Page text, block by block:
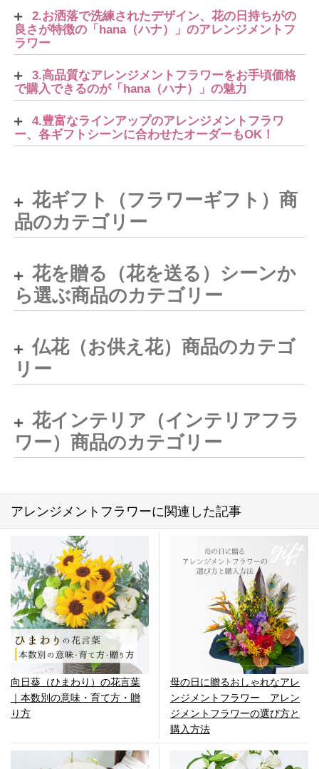
2.お洒落で洗練されたデザイン、花の日持ちがの
良さが特徴の「hana（ハナ）」のアレンジメントフ
ラワー
3.高品質なアレンジメントフラワーをお手頃価格
で購入できるのが「hana（ハナ）」の魅力
4.豊富なラインアップのアレンジメントフラワ
ー、各ギフトシーンに合わせたオーダーもOK！
花ギフト（フラワーギフト）商
品のカテゴリー
花を贈る（花を送る）シーンか
ら選ぶ商品のカテゴリー
仏花（お供え花）商品のカテゴ
リー
花インテリア（インテリアフラ
ワー）商品のカテゴリー
アレンジメントフラワーに関連した記事
向日葵（ひまわり）の花言葉
｜本数別の意味・育て方・贈
り方
母の日に贈るおしゃれなアレ
ンジメントフラワー アレン
ジメントフラワーの選び方と
購入方法